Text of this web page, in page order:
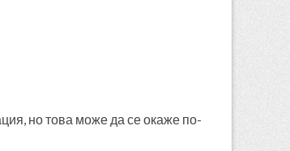
но това може да се окаже по-